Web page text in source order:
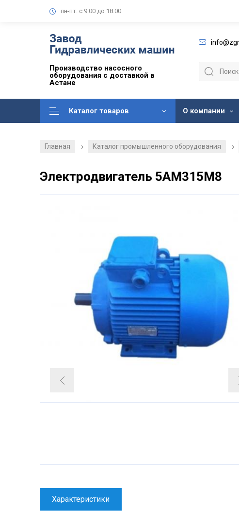
пн-пт: с 9:00 до 18:00
Производство насосного
оборудования с доставкой в
Астане
Каталог товаров О компании
Главная / Каталог промышленного оборудования /
Электродвигатель 5АМ315М8
Характеристики